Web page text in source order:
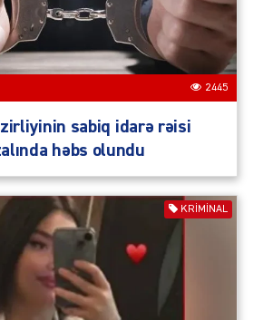
2445
sabiq idarə rəisi
həbs olundu
KRIMINAL